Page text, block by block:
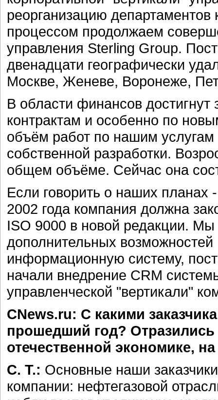
реорганизацию
процессом продолжаем
управления Sterling Group.
двенадцати географически
Москве, Женеве, Воронеже,
В области финансов
контрактам и особенно по
объём работ по нашим
собственной разработки.
общем объёме. Сейчас она
Если говорить о наших планах
2002 года компания должна
ISO 9000 в новой редакции.
дополнительных
информационную систему,
начали внедрение CRM
управленческой "вертикали"
CNews.ru: С какими
прошедший год?
отечественной экономике,
С. Т.: Основные наши
компании: нефтегазовой